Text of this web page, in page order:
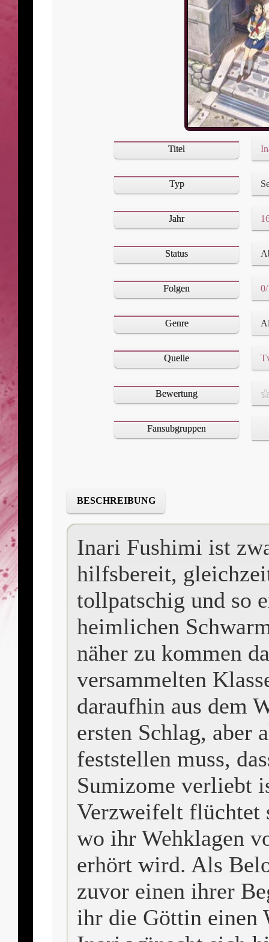
Titel
Typ
Jahr
Status
Folgen
Genre
Quelle
Bewertung
Fansubgruppen
BESCHREIBUNG
Inari Fushimi ist
hilfsbereit,
tollpatschig und so
heimlichen
näher zu kommen
versammelten
daraufhin aus dem
ersten Schlag, aber
feststellen muss,
Sumizome verliebt
Verzweifelt flüchtet
wo ihr Wehklagen
erhört wird. Als
zuvor einen ihrer
ihr die Göttin einen